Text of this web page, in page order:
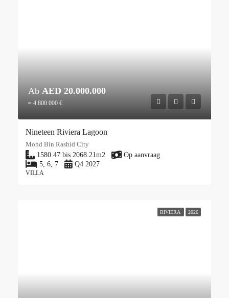
Ab AED 20.000.000
≈ 4.800.000 €
Nineteen Riviera Lagoon
Mohd Bin Rashid City
1580.47 bis 2068.21m2
Op aanvraag
5, 6, 7
Q4 2027
VILLA
RIVIERA 2026